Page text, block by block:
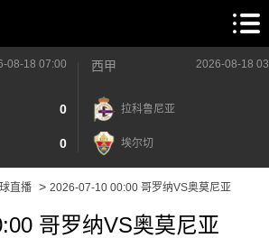
08-18 07:00
0
0
西甲 2026-08-18
拉科鲁尼亚
埃尔切
直播> 2026-07-10 00:00 哥罗纳VS奥莫尼亚
哥罗纳VS奥莫尼亚